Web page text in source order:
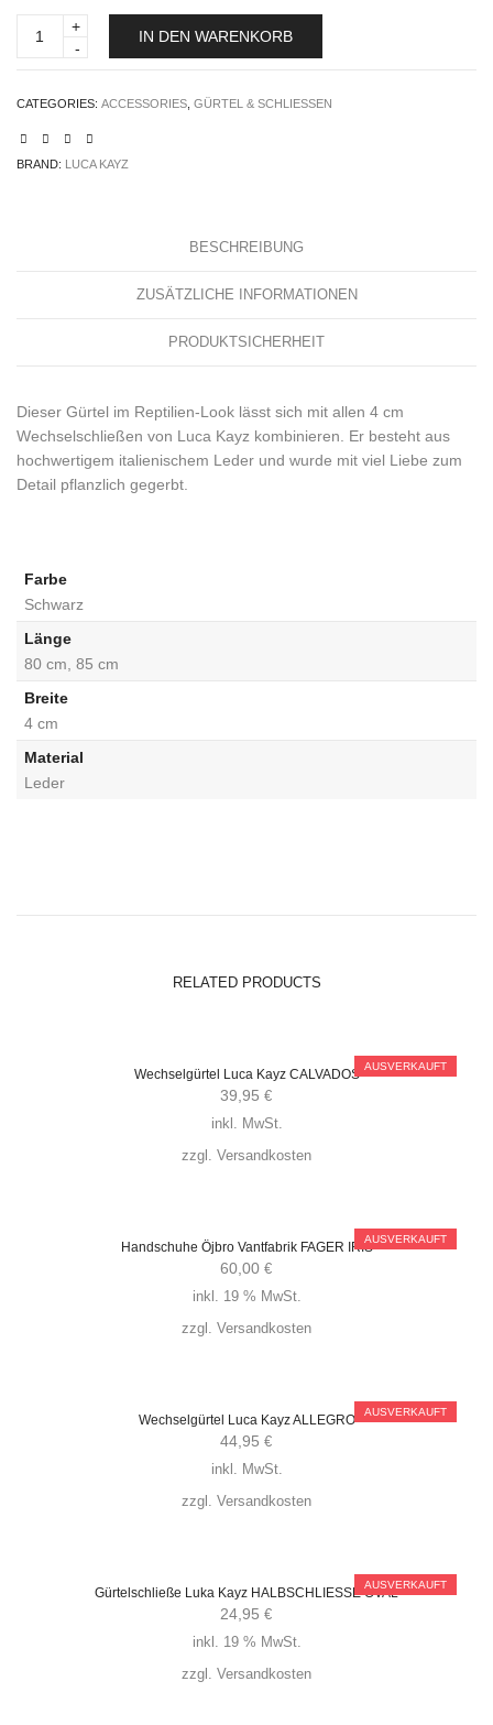
Wechselgürtel
Luca
IN DEN WARENKORB
CATEGORIES: ACCESSORIES GÜRTEL & SCHLIESSEN
BRAND: LUCA KAYZ
BESCHREIBUNG
ZUSÄTZLICHE INFORMATIONEN
PRODUKTSICHERHEIT
Dieser Gürtel im Reptilien-Look lässt sich mit allen 4 cm
Wechselschließen von Luca Kayz kombinieren. Er besteht aus
hochwertigem italienischem Leder und wurde mit viel Liebe zum
Detail pflanzlich gegerbt.
Farbe
Schwarz
Länge
80 cm, 85 cm
Breite
4 cm
Material
Leder
RELATED PRODUCTS
AUSVERKAUFT
Wechselgürtel Luca Kayz CALVADOS
39,95 €
inkl. MwSt.
zzgl. Versandkosten
AUSVERKAUFT
Handschuhe Öjbro Vantfabrik FAGER IRIS
60,00 €
inkl. 19 % MwSt.
zzgl. Versandkosten
AUSVERKAUFT
Wechselgürtel Luca Kayz ALLEGRO
44,95 €
inkl. MwSt.
zzgl. Versandkosten
AUSVERKAUFT
Gürtelschließe Luka Kayz HALBSCHLIESSE OVAL
24,95 €
inkl. 19 % MwSt.
zzgl. Versandkosten